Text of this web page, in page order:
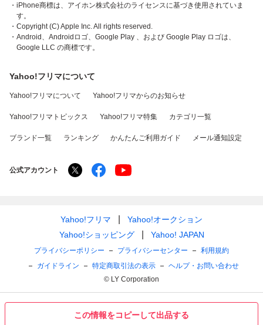
この情報をコピーして出品する
・iPhone商標は、アイホン株式会社のライセンスに基づき使用されていま
す。
・Copyright (C) Apple Inc. All rights reserved.
・Android、Androidロゴ、Google Play 、および Google Play ロゴは、
Google LLC の商標です。
Yahoo!フリマについて
Yahoo!フリマについて Yahoo!フリマからのお知らせ
Yahoo!フリマトピックス Yahoo!フリマ特集 カテゴリ一覧
ブランド一覧 ランキング かんたんご利用ガイド メール通知設定
公式アカウント
Yahoo!フリマ
Yahoo!オークション
Yahoo!ショッピング
Yahoo! JAPAN
プライバシーポリシー プライバシーセンター
利用規約
ガイドライン
特定商取引法の表示
ヘルプ・お問い合わせ
© LY Corporation